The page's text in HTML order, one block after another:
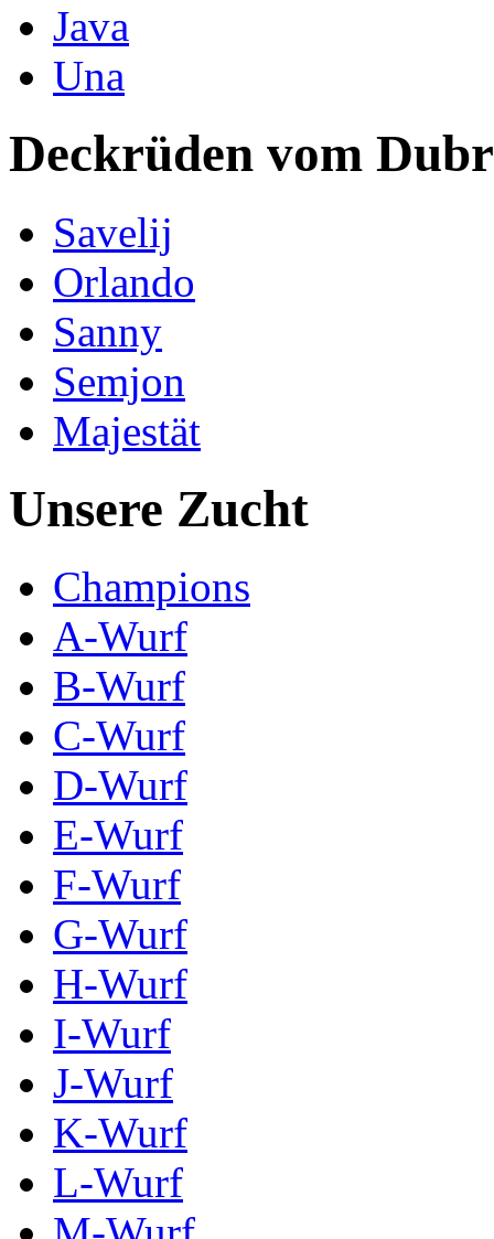
Java
Una
Deckrüden vom
Savelij
Orlando
Sanny
Semjon
Majestät
Unsere Zucht
Champions
A-Wurf
B-Wurf
C-Wurf
D-Wurf
E-Wurf
F-Wurf
G-Wurf
H-Wurf
I-Wurf
J-Wurf
K-Wurf
L-Wurf